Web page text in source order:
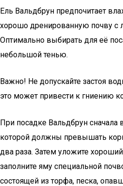
Ель Вальдбрун предпочитает
хорошо дренированную почву с
Оптимально выбирать для её
небольшой тенью.
Важно! Не допускайте застоя
это может привести к гниению
При посадке Вальдбрун
которой должны превышать
два раза. Затем уложите
заполните яму специальной
состоящей из торфа, песка,